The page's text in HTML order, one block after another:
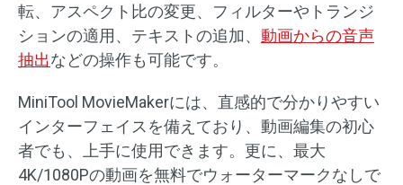
転、アスペクト比の変更、フィルターやトランジ
ションの適用、テキストの追加、 動画からの音声
抽出などの操作も可能です。
MiniTool MovieMakerには、直感的で分かりやすい
インターフェイスを備えており、動画編集の初心
者でも、上手に使用できます。更に、最大
4K/1080Pの動画を無料でウォーターマークなしで